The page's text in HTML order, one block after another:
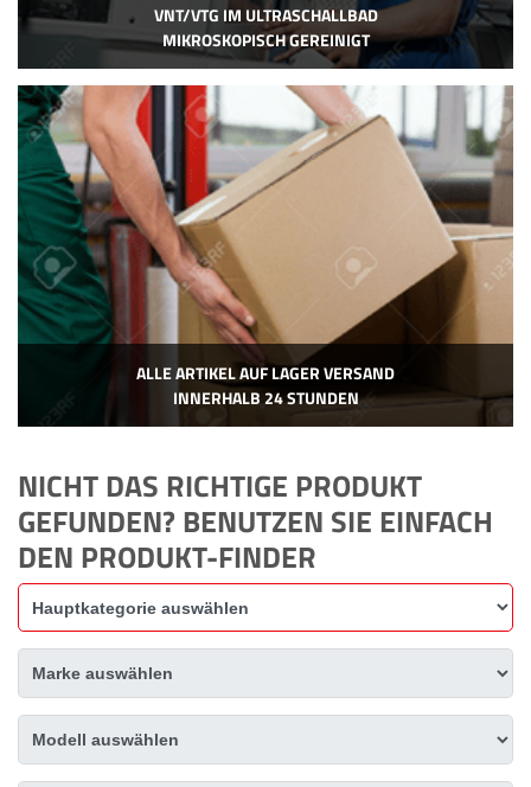
VNT/VTG IM ULTRASCHALLBAD
MIKROSKOPISCH GEREINIGT
ALLE ARTIKEL AUF LAGER VERSAND
INNERHALB 24 STUNDEN
NICHT DAS RICHTIGE PRODUKT
GEFUNDEN? BENUTZEN SIE EINFACH
DEN PRODUKT-FINDER